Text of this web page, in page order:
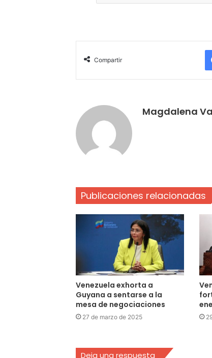
Compartir
Magdalena
Publicaciones relacionadas
Venezuela exhorta a
Guyana a sentarse a la
mesa de negociaciones
27 de marzo de 2025
Deja una respuesta